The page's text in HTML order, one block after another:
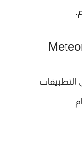
التطبيقات